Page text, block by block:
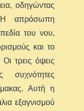
οδηγώντας
απρόσωπη
πεδία του νου,
και το
τρεις όψεις
συχνότητες
Αυτή η
εξαγνισμού